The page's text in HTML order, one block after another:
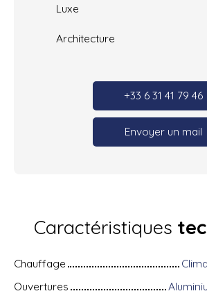
Luxe
Architecture
+33 6 31 41 79 46
Envoyer un mail
Caractéristiques
Chauffage
Ouvertures